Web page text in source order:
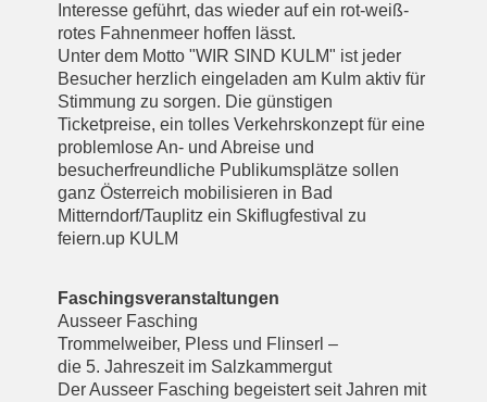
Interesse geführt, das wieder auf ein rot-weiß-
rotes Fahnenmeer hoffen lässt.
Unter dem Motto "WIR SIND KULM" ist jeder
Besucher herzlich eingeladen am Kulm aktiv für
Stimmung zu sorgen. Die günstigen
Ticketpreise, ein tolles Verkehrskonzept für eine
problemlose An- und Abreise und
besucherfreundliche Publikumsplätze sollen
ganz Österreich mobilisieren in Bad
Mitterndorf/Tauplitz ein Skiflugfestival zu
feiern.up KULM
Faschingsveranstaltungen
Ausseer Fasching
Trommelweiber, Pless und Flinserl –
die 5. Jahreszeit im Salzkammergut
Der Ausseer Fasching begeistert seit Jahren mit